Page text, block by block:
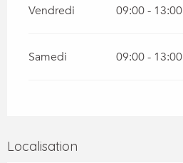
Vendredi 09:00 - 13:00
Samedi 09:00 - 13:00
Localisation